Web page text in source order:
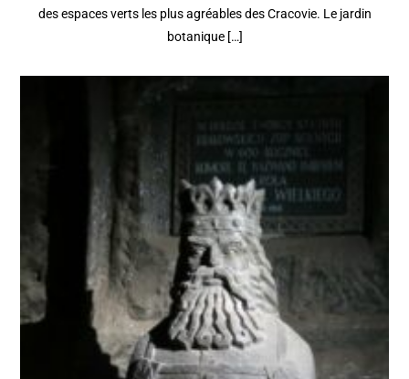
des espaces verts les plus agréables des Cracovie. Le jardin
botanique […]